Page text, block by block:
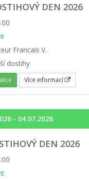
DEN 2026
Francais V.
dostihy
Více informací
- 04.07.2026
DEN 2026